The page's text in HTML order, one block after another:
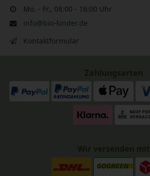
Mo. - Fr., 08:00 - 16:00 Uhr
info@bio-kinder.de
Kontaktformular
Zahlungsarten
Wir versenden mit